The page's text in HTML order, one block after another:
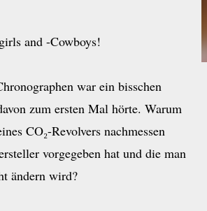
and -Cowboys!
war ein bisschen
zum ersten Mal hörte. Warum
CO₂-Revolvers nachmessen
vorgegeben hat und die man
ändern wird?